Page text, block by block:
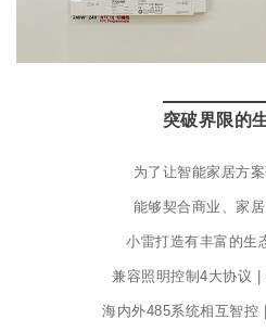
突破界限的
为了让智能家居方
能够契合商业、家
小雷打造有丰富的
兼容照明控制4大协议
海内外485系统相互智控